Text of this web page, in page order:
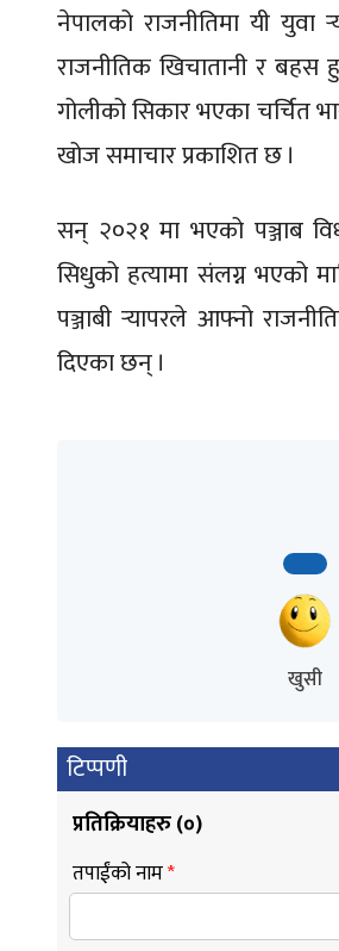
नेपालको राजनीतिमा यी युवा
राजनीतिक खिचातानी र
गोलीको सिकार भएका चर्चित
खोज समाचार प्रकाशित छ ।
सन् २०२१ मा भएको पञ्जाब
सिधुको हत्यामा संलग्न भएको
पञ्जाबी र्‍यापरले आफ्नो
दिएका छन् ।
खुसी
टिप्पणी
प्रतिक्रियाहरु (०)
तपाईंको नाम*